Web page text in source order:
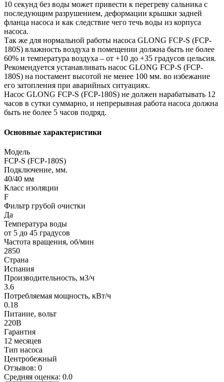
10 секунд без воды может привести к перегреву сальника с
последующим разрушением, деформации крышки задней
фланца насоса и как следствие чего течь воды из корпуса
насоса.
Так же для нормальной работы насоса GLONG FCP-S (FCP-
180S) влажность воздуха в помещении должна быть не более
60% и температура воздуха – от +10 до +35 градусов цельсия.
Рекомендуется устанавливать насос GLONG FCP-S (FCP-
180S) на постамент высотой не менее 100 мм. во избежание
его затопления при аварийных ситуациях.
Насос GLONG FCP-S (FCP-180S) не должен нарабатывать 12
часов в сутки суммарно, и непрерывная работа насоса должна
быть не более 5 часов подряд.
Основные характеристики
Модель
FCP-S (FCP-180S)
Подключение, мм.
40/40 мм
Класс изоляции
F
Фильтр грубой очистки
Да
Температура воды
от 5 до 45 градусов
Частота вращения, об/мин
2850
Страна
Испания
Производительность, м3/ч
3.6
Потребляемая мощность, кВт/ч
0.18
Питание, вольт
220В
Гарантия
12 месяцев
Тип насоса
Центробежный
Отзывов: 0
Средняя оценка: 0.0